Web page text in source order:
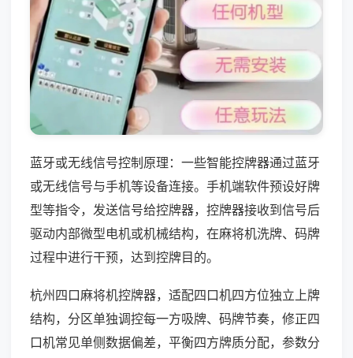
蓝牙或无线信号控制原理：一些智能控牌器通过蓝牙
或无线信号与手机等设备连接。手机端软件预设好牌
型等指令，发送信号给控牌器，控牌器接收到信号后
驱动内部微型电机或机械结构，在麻将机洗牌、码牌
过程中进行干预，达到控牌目的。
杭州四口麻将机控牌器，适配四口机四方位独立上牌
结构，分区单独调控每一方吸牌、码牌节奏，修正四
口机常见单侧数据偏差，平衡四方牌质分配，参数分